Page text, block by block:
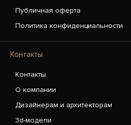
Публичная оферта
Политика конфиденциальности
Контакты
Контакты
О компании
Дизайнерам и архитекторам
3d-модели